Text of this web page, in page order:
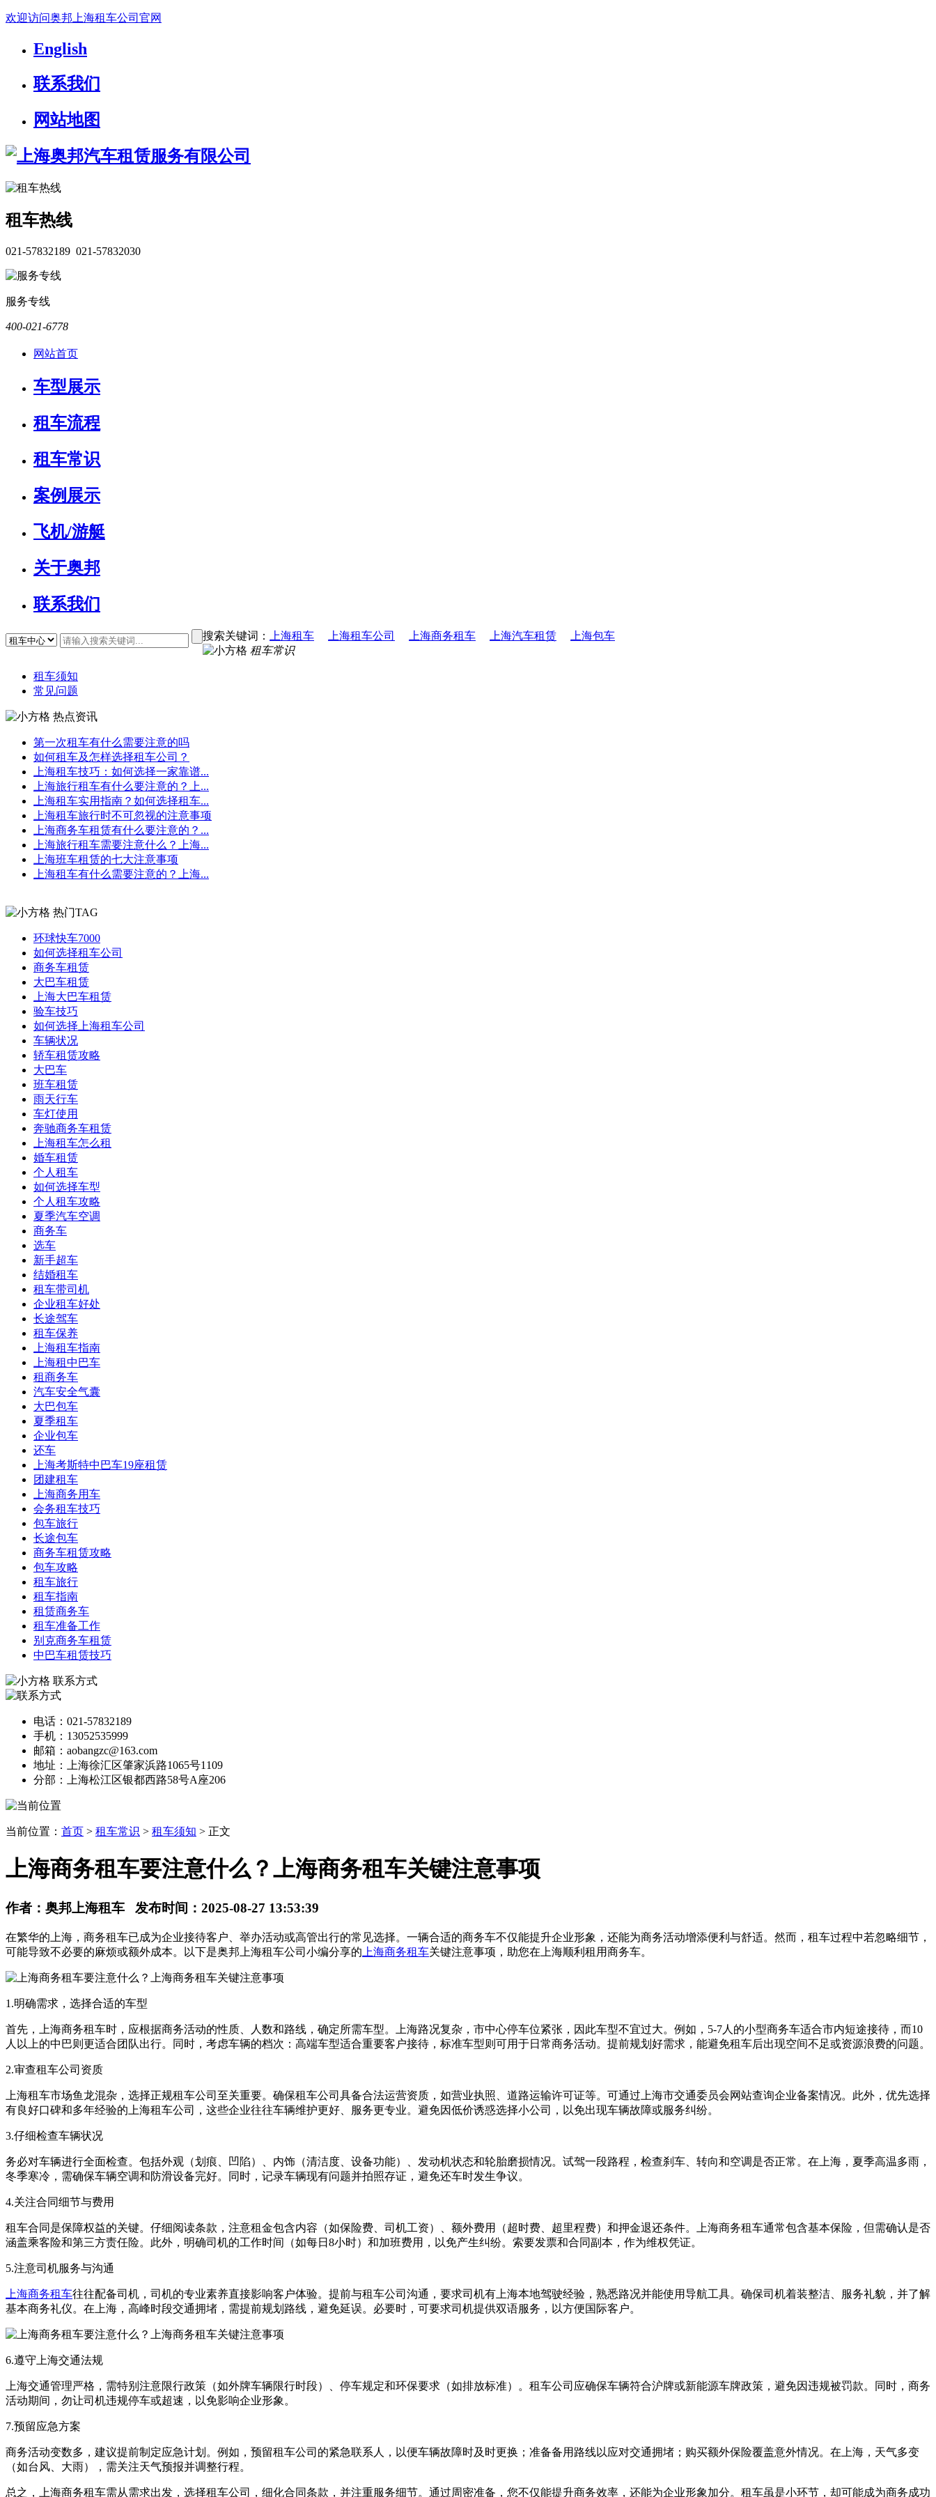
欢迎访问奥邦上海租车公司官网
English
联系我们
网站地图
租车热线
021-57832189 021-57832030
服务专线
400-021-6778
网站首页
车型展示
租车流程
租车常识
案例展示
飞机/游艇
关于奥邦
联系我们
搜索关键词： 上海租车 上海租车公司 上海商务租车 上海汽车租赁
上海包车
租车常识
租车须知
常见问题
热点资讯
第一次租车有什么需要注意的吗
如何租车及怎样选择租车公司？
上海租车技巧：如何选择一家靠谱...
上海旅行租车有什么要注意的？上...
上海租车实用指南？如何选择租车...
上海租车旅行时不可忽视的注意事项
上海商务车租赁有什么要注意的？...
上海旅行租车需要注意什么？上海...
上海班车租赁的七大注意事项
上海租车有什么需要注意的？上海...
热门TAG
环球快车7000
如何选择租车公司
商务车租赁
大巴车租赁
上海大巴车租赁
验车技巧
如何选择上海租车公司
车辆状况
轿车租赁攻略
大巴车
班车租赁
雨天行车
车灯使用
奔驰商务车租赁
上海租车怎么租
婚车租赁
个人租车
如何选择车型
个人租车攻略
夏季汽车空调
商务车
选车
新手超车
结婚租车
租车带司机
企业租车好处
长途驾车
租车保养
上海租车指南
上海租中巴车
租商务车
汽车安全气囊
大巴包车
夏季租车
企业包车
还车
上海考斯特中巴车19座租赁
团建租车
上海商务用车
会务租车技巧
包车旅行
长途包车
商务车租赁攻略
包车攻略
租车旅行
租车指南
租赁商务车
租车准备工作
别克商务车租赁
中巴车租赁技巧
联系方式
电话：021-57832189
手机：13052535999
邮箱：aobangzc@163.com
地址：上海徐汇区肇家浜路1065号1109
分部：上海松江区银都西路58号A座206
当前位置： 首页 > 租车常识 > 租车须知 > 正文
上海商务租车要注意什么？上海商务租车关键注意事项
作者：奥邦上海租车 发布时间：2025-08-27 13:53:39
在繁华的上海，商务租车已成为企业接待客户、举办活动或高管出行的常见选择。一辆合适的商务车不仅能提升企业形象，还能为商务活动增添便利与舒适。然而，租车过程中若忽略细节，
可能导致不必要的麻烦或额外成本。以下是奥邦上海租车公司小编分享的 上海商务租车关键注意事项，助您在上海顺利租用商务车。
1.明确需求，选择合适的车型
首先，上海商务租车时，应根据商务活动的性质、人数和路线，确定所需车型。上海路况复杂，市中心停车位紧张，因此车型不宜过大。例如，5-7人的小型商务车适合市内短途接待，而10
人以上的中巴则更适合团队出行。同时，考虑车辆的档次：高端车型适合重要客户接待，标准车型则可用于日常商务活动。提前规划好需求，能避免租车后出现空间不足或资源浪费的问题。
2.审查租车公司资质
上海租车市场鱼龙混杂，选择正规租车公司至关重要。确保租车公司具备合法运营资质，如营业执照、道路运输许可证等。可通过上海市交通委员会网站查询企业备案情况。此外，优先选择
有良好口碑和多年经验的上海租车公司，这些企业往往车辆维护更好、服务更专业。避免因低价诱惑选择小公司，以免出现车辆故障或服务纠纷。
3.仔细检查车辆状况
务必对车辆进行全面检查。包括外观（划痕、凹陷）、内饰（清洁度、设备功能）、发动机状态和轮胎磨损情况。试驾一段路程，检查刹车、转向和空调是否正常。在上海，夏季高温多雨，
冬季寒冷，需确保车辆空调和防滑设备完好。同时，记录车辆现有问题并拍照存证，避免还车时发生争议。
4.关注合同细节与费用
租车合同是保障权益的关键。仔细阅读条款，注意租金包含内容（如保险费、司机工资）、额外费用（超时费、超里程费）和押金退还条件。上海商务租车通常包含基本保险，但需确认是否
涵盖乘客险和第三方责任险。此外，明确司机的工作时间（如每日8小时）和加班费用，以免产生纠纷。索要发票和合同副本，作为维权凭证。
5.注意司机服务与沟通
上海商务租车往往配备司机，司机的专业素养直接影响客户体验。提前与租车公司沟通，要求司机有上海本地驾驶经验，熟悉路况并能使用导航工具。确保司机着装整洁、服务礼貌，并了解
基本商务礼仪。在上海，高峰时段交通拥堵，需提前规划路线，避免延误。必要时，可要求司机提供双语服务，以方便国际客户。
6.遵守上海交通法规
上海交通管理严格，需特别注意限行政策（如外牌车辆限行时段）、停车规定和环保要求（如排放标准）。租车公司应确保车辆符合沪牌或新能源车牌政策，避免因违规被罚款。同时，商务
活动期间，勿让司机违规停车或超速，以免影响企业形象。
7.预留应急方案
商务活动变数多，建议提前制定应急计划。例如，预留租车公司的紧急联系人，以便车辆故障时及时更换；准备备用路线以应对交通拥堵；购买额外保险覆盖意外情况。在上海，天气多变
（如台风、大雨），需关注天气预报并调整行程。
总之，上海商务租车需从需求出发，选择租车公司，细化合同条款，并注重服务细节。通过周密准备，您不仅能提升商务效率，还能为企业形象加分。租车虽是小环节，却可能成为商务成功